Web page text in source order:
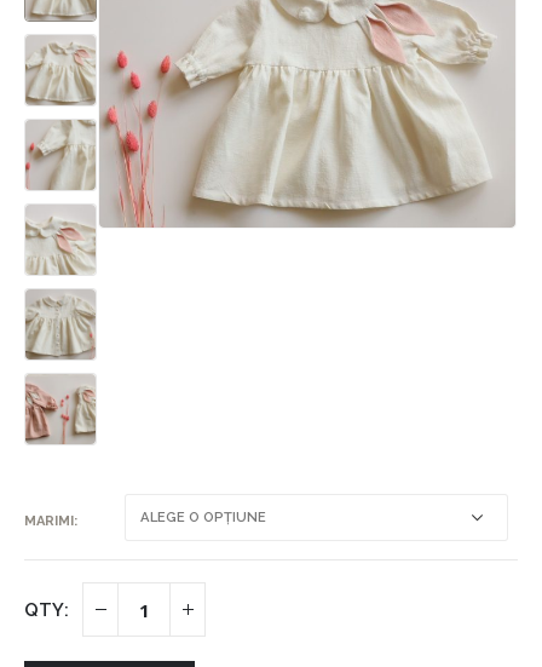
MARIMI